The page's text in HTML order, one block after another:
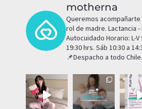
motherna
Queremos acompañarte
rol de madre. Lactancia -
Autocuidado Horario: L-V
19:30 hrs. Sáb 10:30 a
📌Despacho a todo Chile.